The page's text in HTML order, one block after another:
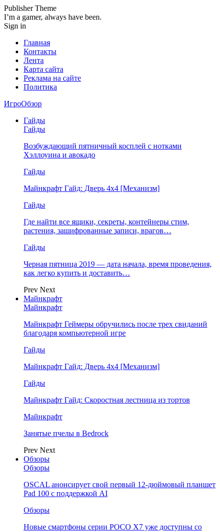
Publisher Theme
I’m a gamer, always have been.
Sign in
Главная
Контакты
Лента
Карта сайта
Реклама на сайте
Политика
ИгроОбзор
Гайды
Гайды
Возбуждающий пятничный косплей с нотками
Хэллоуина и авокадо
Гайды
Майнкрафт Гайд: Дверь 4х4 [Механизм]
Гайды
Где найти все ящики, секреты, контейнеры стим,
растения, зашифрованные записи, врагов…
Гайды
Черная пятница 2019 — дата начала, время проведения,
как легко купить и доставить…
Prev Next
Майнкрафт
Майнкрафт
Майнкрафт Геймеры обручились после трех свиданий
благодаря компьютерной игре
Гайды
Майнкрафт Гайд: Дверь 4х4 [Механизм]
Гайды
Майнкрафт Гайд: Скоростная лестница из тортов
Майнкрафт
Занятые пчелы в Bedrock
Prev Next
Обзоры
Обзоры
OSCAL анонсирует свой первый 12-дюймовый планшет
Pad 100 с поддержкой AI
Обзоры
Новые смартфоны серии POCO X7 уже доступны со